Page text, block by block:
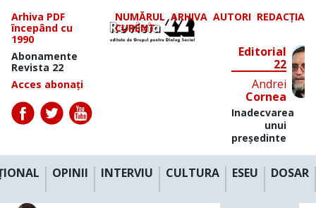
Arhiva PDF
începând cu
1990
Abonamente
Revista 22
Acces abonați
NUMĂRUL
CURENT
ARHIVA AUTORI REDACȚIA
Editorial
22
Andrei
Cornea
Inadecvarea
unui
președinte
OPINII INTERVIU CULTURA ESEU DOSAR